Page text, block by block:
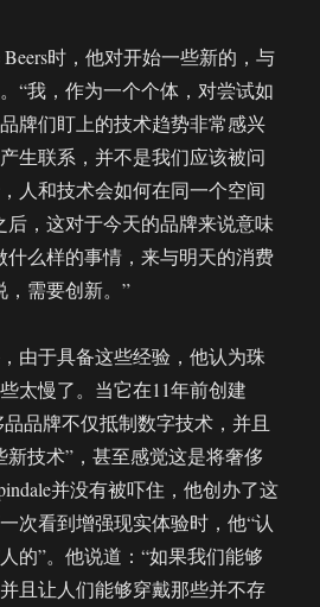
Beers时，他对开始一些新的，与
“我，作为一个个体，对尝试如
牌们盯上的技术趋势非常感兴
生联系，并不是我们应该被问
人和技术会如何在同一个空间
后，这对于今天的品牌来说意味
什么样的事情，来与明天的消费
，需要创新。”
由于具备这些经验，他认为珠
太慢了。当它在11年前创建
品牌不仅抵制数字技术，并且
新技术”，甚至感觉这是将奢侈
并没有被吓住，他创办了这
次看到增强现实体验时，他“认
的”。他说道：“如果我们能够
且让人们能够穿戴那些并不存